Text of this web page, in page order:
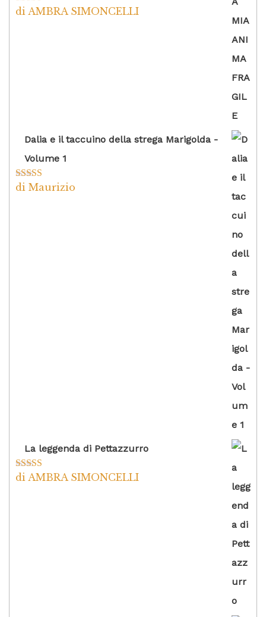
Valutato5su
di AMBRA SIMONCELLI
Dalia e il taccuino della strega Marigolda -
Volume 1
Valutato4
di Maurizio
La leggenda di Pettazzurro
Valutato5su
di AMBRA SIMONCELLI